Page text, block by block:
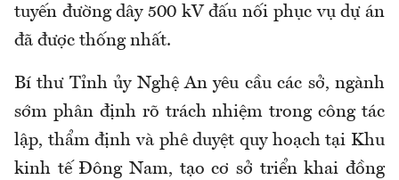
tuyến đường dây 500 kV đấu nối phục vụ dự án
đã được thống nhất.
Bí thư Tỉnh ủy Nghệ An yêu cầu các sở, ngành
sớm phân định rõ trách nhiệm trong công tác
lập, thẩm định và phê duyệt quy hoạch tại Khu
kinh tế Đông Nam, tạo cơ sở triển khai đồng